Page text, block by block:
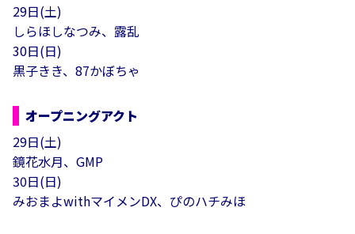
29日(土)
しらほしなつみ、露乱
30日(日)
黒子きき、87かぼちゃ
オープニングアクト
29日(土)
鏡花水月、GMP
30日(日)
みおまよwithマイメンDX、ぴのハチみほ